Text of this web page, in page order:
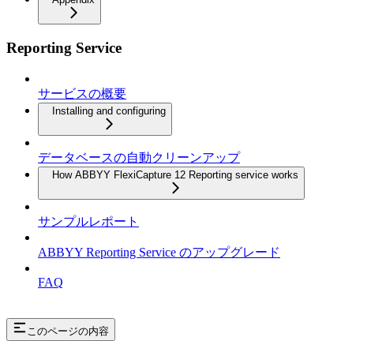
Reporting Service
サービスの概要
Installing and configuring
データベースの自動クリーンアップ
How ABBYY FlexiCapture 12 Reporting service works
サンプルレポート
ABBYY Reporting Service のアップグレード
FAQ
このページの内容